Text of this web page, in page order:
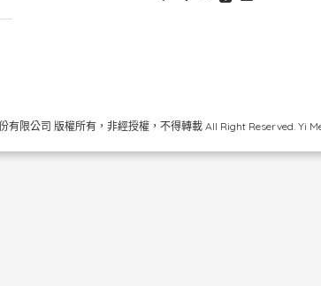
有限公司 版權所有，非經授權，不得轉載 All Right Reserved. Yi